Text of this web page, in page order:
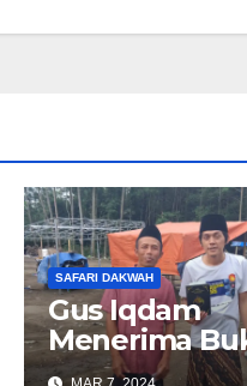
SAFARI DAKWAH
Gus Iqdam
Menerima
Kumpulan